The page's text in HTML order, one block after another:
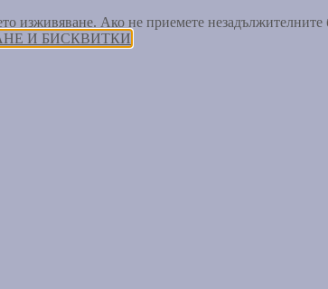
изживяване. Ако не приемете
И БИСКВИТКИ